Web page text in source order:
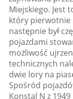
Miejskiego. Jest
który pierwotnie
następnie był
pojazdami
możliwość
technicznych
dwie lory na
Spośród
Konstal N z